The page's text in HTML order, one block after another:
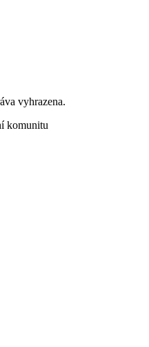
vyhrazena.
komunitu